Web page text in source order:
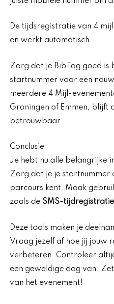
De tijdsregistratie van 4 mijl
en werkt automatisch.
Zorg dat je BibTag goed is
startnummer voor een
meerdere 4 Mijl-
Groningen of Emmen, blijft
betrouwbaar.
Conclusie
Je hebt nu alle belangrijke
Zorg dat je je startnummer
parcours kent. Maak
zoals de SMS-tijdregistratie
Deze tools maken je
Vraag jezelf af hoe jij jouw
verbeteren. Controleer
een geweldige dag van.
van het evenement!